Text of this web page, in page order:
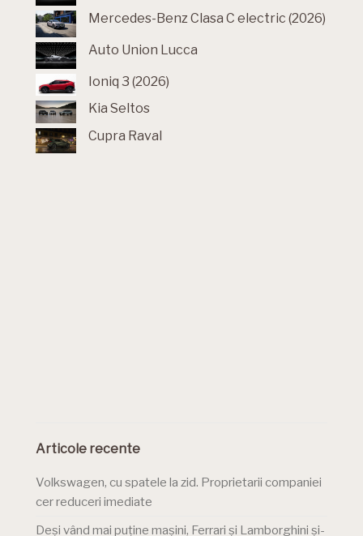
Mercedes-Benz Clasa C electric (2026)
Auto Union Lucca
Ioniq 3 (2026)
Kia Seltos
Cupra Raval
Articole recente
Volkswagen, cu spatele la zid. Proprietarii companiei
cer reduceri imediate
Deși vând mai puține mașini, Ferrari și Lamborghini și-